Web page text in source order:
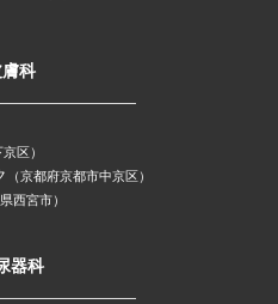
膚科
区）
（京都府京都市中京区）
西宮市）
器科